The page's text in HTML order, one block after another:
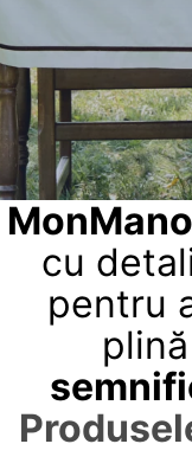
cu
pentru